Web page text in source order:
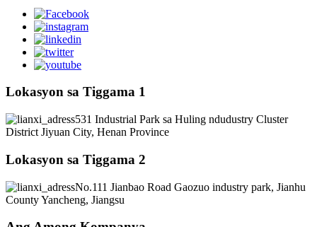
Lokasyon sa Tiggama 1
531 Industrial Park sa Huling ndudustry Cluster
District Jiyuan City, Henan Province
Lokasyon sa Tiggama 2
No.111 Jianbao Road Gaozuo industry park, Jianhu
County Yancheng, Jiangsu